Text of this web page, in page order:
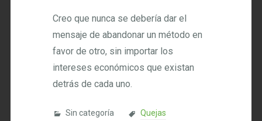
Creo que nunca se debería dar el
mensaje de abandonar un método en
favor de otro, sin importar los
intereses económicos que existan
detrás de cada uno.
Sin categoría Quejas